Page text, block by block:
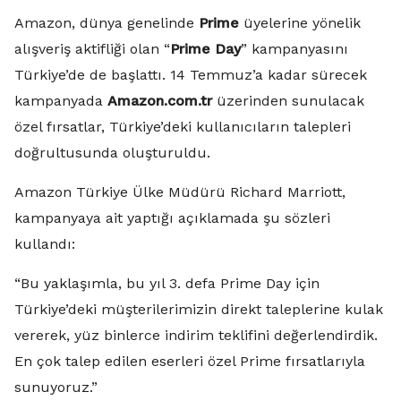
Amazon, dünya genelinde Prime üyelerine yönelik
alışveriş aktifliği olan “Prime Day” kampanyasını
Türkiye’de de başlattı. 14 Temmuz’a kadar sürecek
kampanyada Amazon.com.trüzerinden sunulacak
özel fırsatlar, Türkiye’deki kullanıcıların talepleri
doğrultusunda oluşturuldu.
Amazon Türkiye Ülke Müdürü Richard Marriott,
kampanyaya ait yaptığı açıklamada şu sözleri
kullandı:
“Bu yaklaşımla, bu yıl 3. defa Prime Day için
Türkiye’deki müşterilerimizin direkt taleplerine kulak
vererek, yüz binlerce indirim teklifini değerlendirdik.
En çok talep edilen eserleri özel Prime fırsatlarıyla
sunuyoruz.”